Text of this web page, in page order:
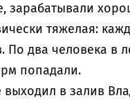
зарабатывали
тяжелая:
два человека в
попадали.
выходил в залив